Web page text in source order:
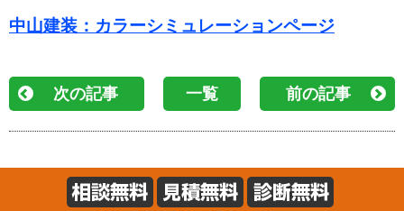
中山建装：カラーシミュレーションページ
次の記事 一覧 前の記事